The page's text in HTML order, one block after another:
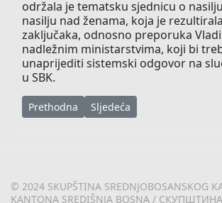
održala je tematsku sjednicu o
nasilju nad ženama, koja je
zaključaka, odnosno preporuka Vladi
nadležnim ministarstvima, koji bi
unaprijediti sistemski odgovor na
u SBK.
Prethodni članak: Skupština SBK
Prethodna Sljedeći članak: Skupština
Sljedeća
© 2024 SKUPŠTINA SREDNJOBOSANSKOG
KANTONA SREDIŠNJA BOSNA / СКУПШТИНА